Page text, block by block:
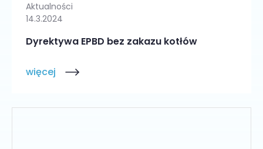
Aktualności
14.3.2024
Dyrektywa EPBD bez zakazu kotłów
więcej